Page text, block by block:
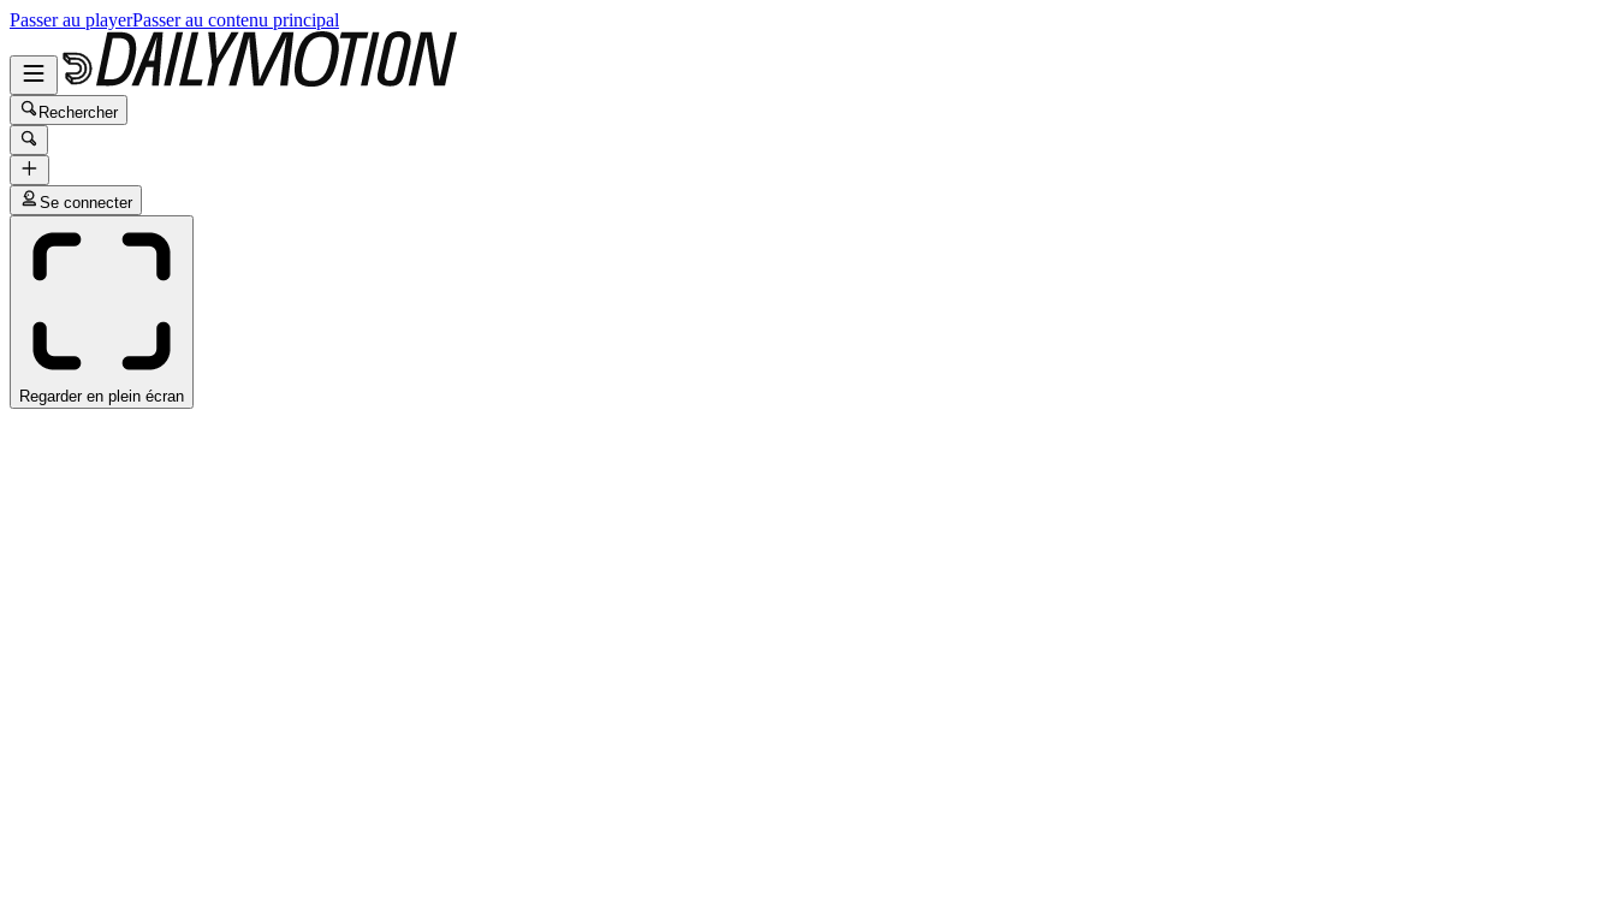
Passer au playerPasser au contenu principal
Rechercher
Se connecter
Regarder en plein écran